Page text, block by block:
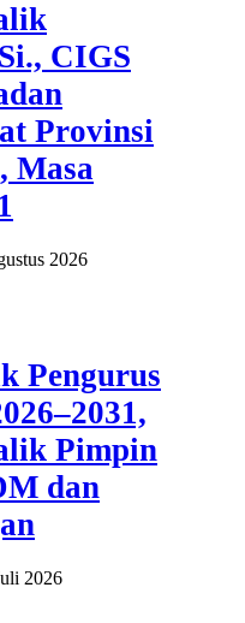
CIGS
Provinsi
Masa
2026
Pengurus
Pimpin
dan
2026